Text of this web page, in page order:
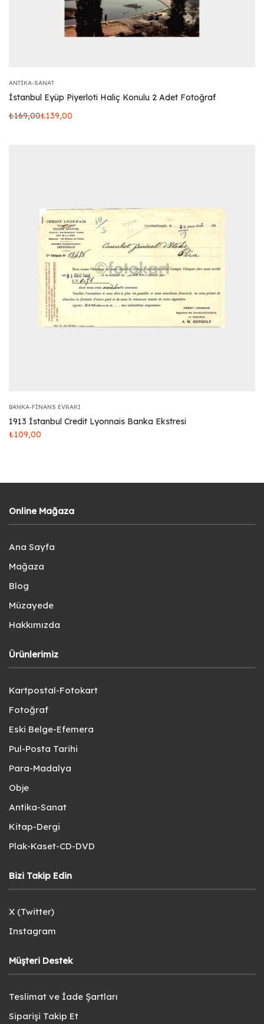
ANTIKA-SANAT
İstanbul Eyüp Piyerloti Haliç Konulu 2 Adet Fotoğraf
₺169,00₺139,00
BANKA-FINANS EVRAKI
1913 İstanbul Credit Lyonnais Banka Ekstresi
₺109,00
Online Mağaza
Ana Sayfa
Mağaza
Blog
Müzayede
Hakkımızda
Ürünlerimiz
Kartpostal-Fotokart
Fotoğraf
Eski Belge-Efemera
Pul-Posta Tarihi
Para-Madalya
Obje
Antika-Sanat
Kitap-Dergi
Plak-Kaset-CD-DVD
Bizi Takip Edin
X (Twitter)
Instagram
Müşteri Destek
Teslimat ve İade Şartları
Siparişi Takip Et